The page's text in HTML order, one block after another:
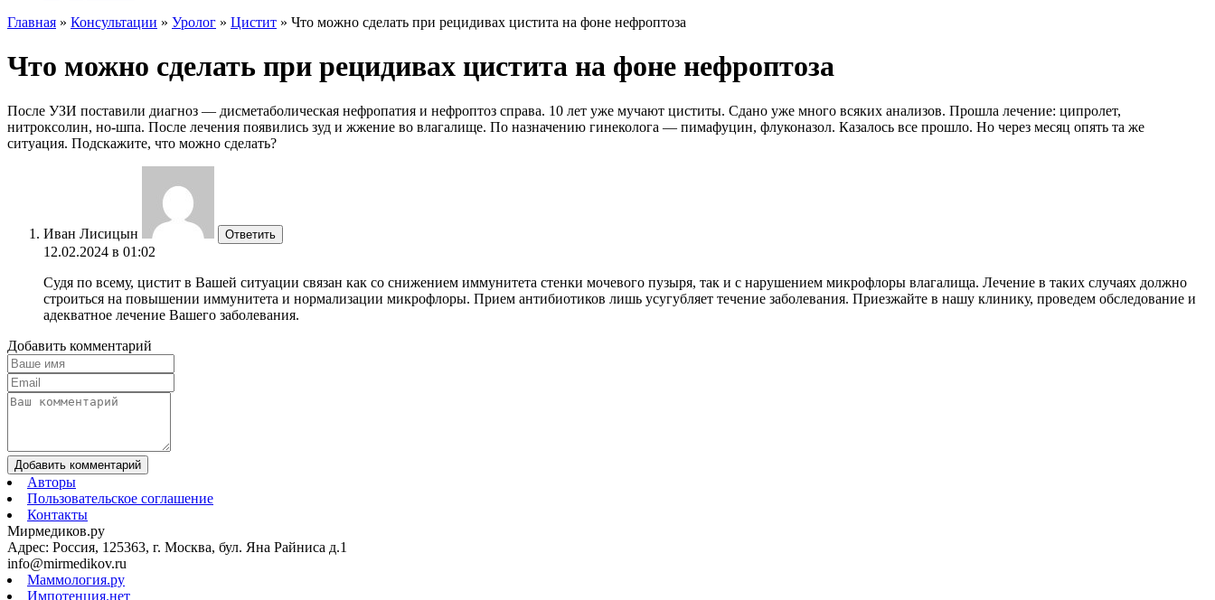
Главная » Консультации » Уролог » Цистит » Что можно сделать при рецидивах цистита на фоне нефроптоза
Что можно сделать при рецидивах цистита на фоне нефроптоза
После УЗИ поставили диагноз — дисметаболическая нефропатия и нефроптоз справа. 10 лет уже мучают циститы. Сдано уже много всяких анализов. Прошла лечение: ципролет,
нитроксолин, но-шпа. После лечения появились зуд и жжение во влагалище. По назначению гинеколога — пимафуцин, флуконазол. Казалось все прошло. Но через месяц опять та же
ситуация. Подскажите, что можно сделать?
Иван Лисицын Ответить
12.02.2024 в 01:02
Судя по всему, цистит в Вашей ситуации связан как со снижением иммунитета стенки мочевого пузыря, так и с нарушением микрофлоры влагалища. Лечение в таких случаях должно
строиться на повышении иммунитета и нормализации микрофлоры. Прием антибиотиков лишь усугубляет течение заболевания. Приезжайте в нашу клинику, проведем обследование и
адекватное лечение Вашего заболевания.
Добавить комментарий
Добавить комментарий
Авторы
Пользовательское соглашение
Контакты
Мирмедиков.ру
Адрес: Россия, 125363, г. Москва, бул. Яна Райниса д.1
info@mirmedikov.ru
Маммология.ру
Импотенция.нет